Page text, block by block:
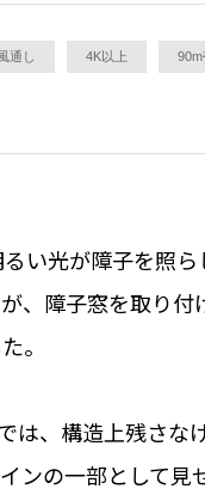
い光が障子を照
、障子窓を取り付
。
は、構造上残さな
ンの一部として見
通し 4K以上